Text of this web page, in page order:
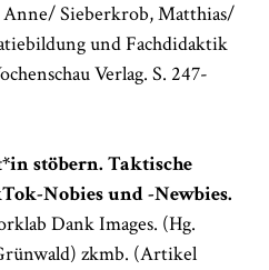
Sieberkrob, Matthias/
und Fachdidaktik
Verlag. S. 247-
stöbern. Taktische
Nobies und -Newbies.
Dank Images. (Hg.
zkmb. (Artikel